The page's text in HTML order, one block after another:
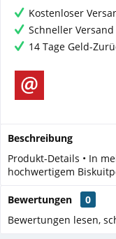
Kostenloser
Schneller Versand
14 Tage Geld-
Beschreibung
Produkt-Details • In
hochwertigem
Bewertungen
0
Bewertungen lesen,